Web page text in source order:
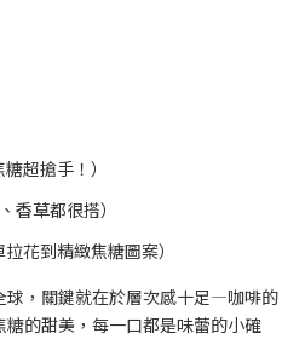
超搶手！）
香草都很搭）
花到精緻焦糖圖案）
球，關鍵就在於層次感十足—咖啡的
的甜美，每一口都是味蕾的小確